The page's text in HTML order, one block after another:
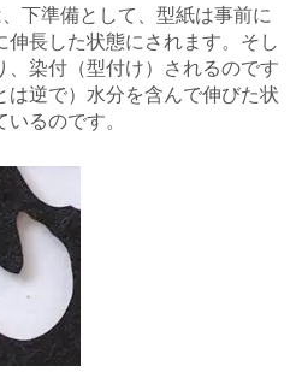
下準備として、型紙は事前に
長した状態にされます。そし
、染付（型付け）されるのです
は逆で）水分を含んで伸びた状
るのです。